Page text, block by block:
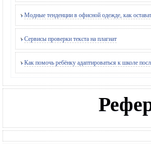
Модные тенденции в офисной одежде, как
Сервисы проверки текста на плагиат
Как помочь ребёнку адаптироваться к школе